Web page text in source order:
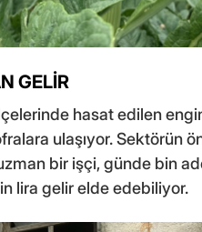
GELİR
hasat edilen
ulaşıyor. Sektörün
bir işçi, günde bin
lira gelir elde edebiliyor.